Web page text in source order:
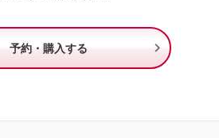
予約・購入する 